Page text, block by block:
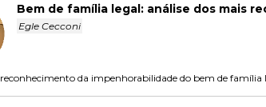
Bem de família legal: análise dos mais
Egle Cecconi
reconhecimento da impenhorabilidade do bem de família